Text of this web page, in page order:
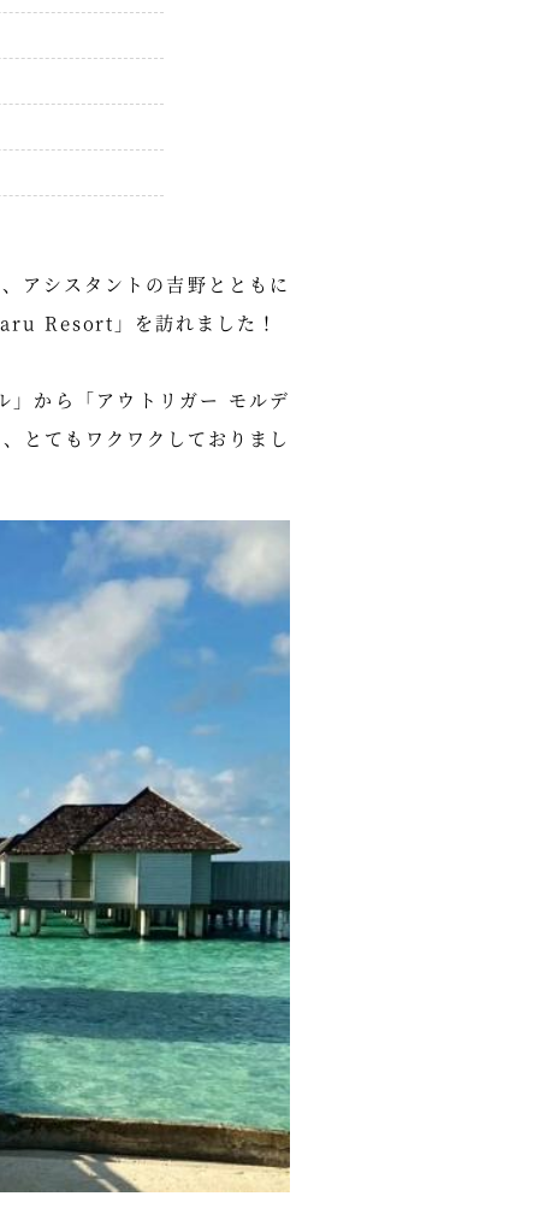
アシスタントの吉野とともに
Resort」を訪れました！
から「アウトリガー モルデ
とてもワクワクしておりまし